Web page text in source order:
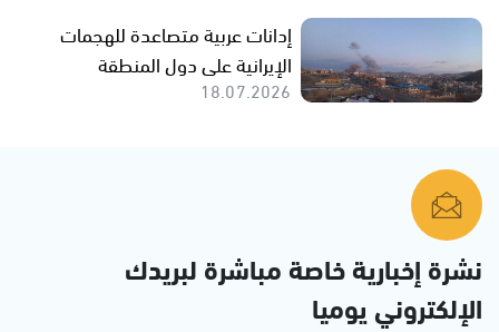
إدانات عربية متصاعدة للهجمات
الإيرانية على دول المنطقة
18.07.2026
نشرة إخبارية خاصة مباشرة لبريدك
الإلكتروني يوميا